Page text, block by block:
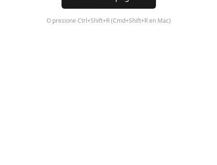
O presione Ctrl+Shift+R (Cmd+Shift+R en Mac)